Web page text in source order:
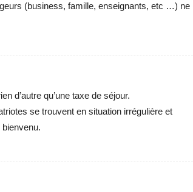
(business, famille, enseignants, etc …) ne
d’autre qu’une taxe de séjour.
se trouvent en situation irrégulière et